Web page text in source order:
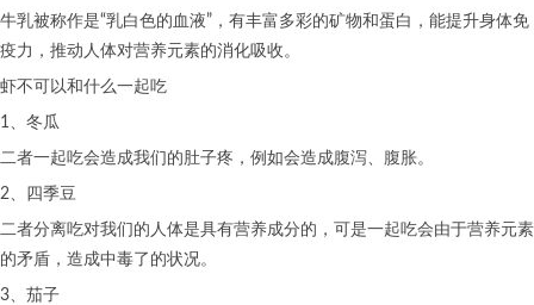
牛乳被称作是“乳白色的血液”，有丰富多彩的矿物和蛋白，能提升身体免
疫力，推动人体对营养元素的消化吸收。
虾不可以和什么一起吃
1、冬瓜
二者一起吃会造成我们的肚子疼，例如会造成腹泻、腹胀。
2、四季豆
二者分离吃对我们的人体是具有营养成分的，可是一起吃会由于营养元素
的矛盾，造成中毒了的状况。
3、茄子